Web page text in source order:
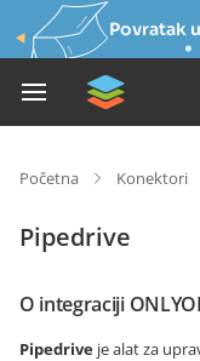
Povratak
Početna Konektori
Pipedrive
O integraciji
Pipedrive je alat za